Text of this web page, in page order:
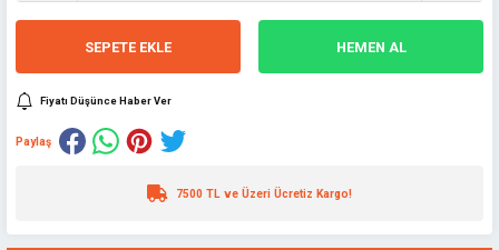
SEPETE EKLE HEMEN AL
Fiyatı Düşünce Haber Ver
Paylaş
7500 TL ve Üzeri Ücretiz Kargo!